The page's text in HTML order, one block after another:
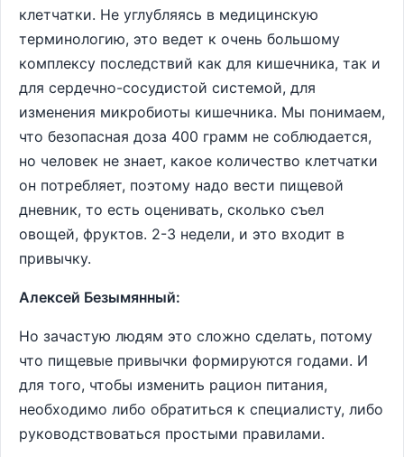
клетчатки. Не углубляясь в медицинскую
терминологию, это ведет к очень большому
комплексу последствий как для кишечника, так и
для сердечно-сосудистой системой, для
изменения микробиоты кишечника. Мы понимаем,
что безопасная доза 400 грамм не соблюдается,
но человек не знает, какое количество клетчатки
он потребляет, поэтому надо вести пищевой
дневник, то есть оценивать, сколько съел
овощей, фруктов. 2-3 недели, и это входит в
привычку.
Алексей Безымянный:
Но зачастую людям это сложно сделать, потому
что пищевые привычки формируются годами. И
для того, чтобы изменить рацион питания,
необходимо либо обратиться к специалисту, либо
руководствоваться простыми правилами.